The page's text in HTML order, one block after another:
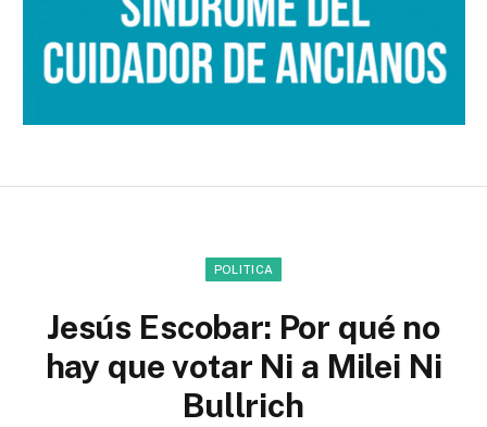
POLITICA
Jesús Escobar: Por qué no
hay que votar Ni a Milei Ni
Bullrich